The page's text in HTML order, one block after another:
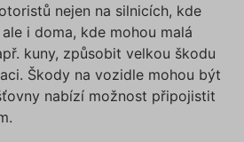
nejen na silnicích, kde
i doma, kde mohou malá
kuny, způsobit velkou škodu
Škody na vozidle mohou být
nabízí možnost připojistit